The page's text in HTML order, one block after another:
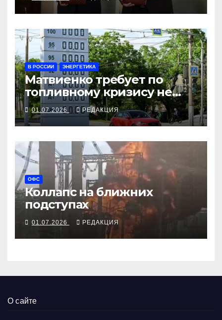
ЗакСа
В РОССИИ ЭНЕРГЕТИКА
Матвиенко требует по
топливному кризису не
охать, но и не ахать
01.07.2026 РЕДАКЦИЯ
ОФС
Коллапс на ближних
подступах
01.07.2026 РЕДАКЦИЯ
О сайте